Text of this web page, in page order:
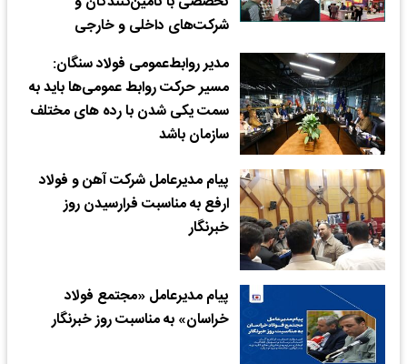
شرکت‌های داخلی و خارجی
مدیر روابط‌عمومی فولاد سنگان:
مسیر حرکت روابط‌ عمومی‌ها باید به
سمت یکی شدن با رده های مختلف
سازمان باشد
پیام مدیرعامل شرکت آهن و فولاد
ارفع به مناسبت فرارسیدن روز
خبرنگار
پیام مدیرعامل «مجتمع فولاد
خراسان» به مناسبت روز خبرنگار